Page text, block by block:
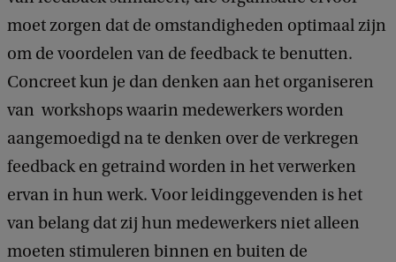
moet zorgen dat de omstandigheden optimaal zijn
om de voordelen van de feedback te benutten.
Concreet kun je dan denken aan het organiseren
van workshops waarin medewerkers worden
aangemoedigd na te denken over de verkregen
feedback en getraind worden in het verwerken
ervan in hun werk. Voor leidinggevenden is het
van belang dat zij hun medewerkers niet alleen
moeten stimuleren binnen en buiten de